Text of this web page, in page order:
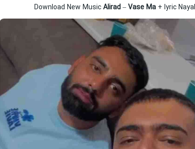
Download New Music Alirad– Vase Ma+ lyric